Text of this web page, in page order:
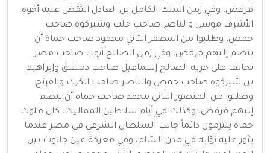
فرفض، وفي زمن الملك الكامل بن العادل انتقض عليه أخوه
الأشرف موسى والناصر صاحب حلب وشيركوه صاحب
حمص، وطلبوا من المظفر الثاني محمود صاحب حماة أن
ينضم إليهم فرفض، وفي زمن الصالح أيوب صاحب مصر
تحالف على حربه الصالح إسماعيل صاحب دمشق وإبراهيم
بن شيركوه صاحب حمص والناصر صاحب الكرك والفرنج،
وطلبوا من المنصور الثاني محمد صاحب حماة أن ينضم
إليهم فرفض، وكذلك في أيام سلاطين المماليك، كان ملوك
حماة يلتزمون دائماً جانب السلطان الشرعي في مصر عندما
يثور عليه نوّابه في مدن الشام، وفي معركة عين جالوت بين